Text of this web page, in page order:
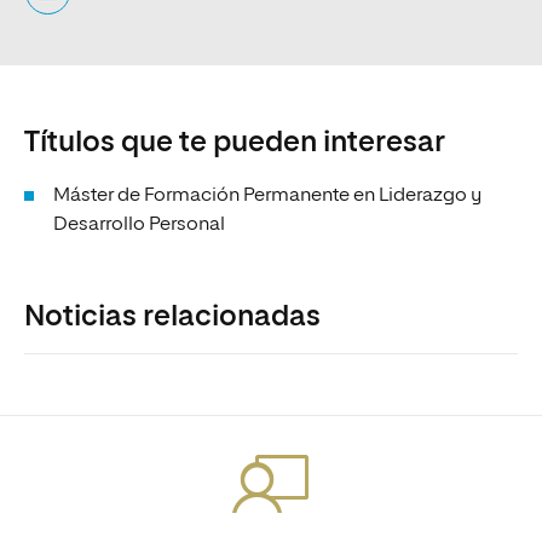
Títulos que te pueden interesar
Máster de Formación Permanente en Liderazgo y
Desarrollo Personal
Noticias relacionadas